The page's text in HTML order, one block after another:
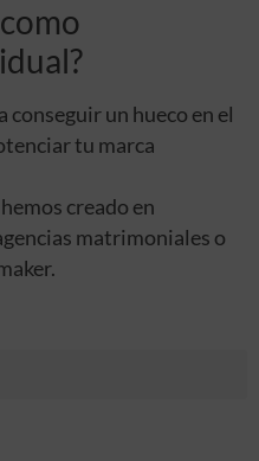
conseguir un hueco en el
tu marca
creado en
matrimoniales o